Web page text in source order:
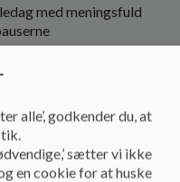
med meningsfuld
og sociale
er naturligt og
alle’, godkender du, at
sætter vi ikke
en cookie for at huske